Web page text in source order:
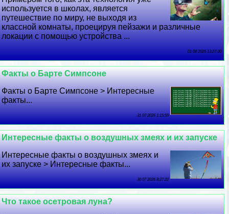
используется в школах, является
путешествие по миру, не выходя из
классной комнаты, проецируя пейзажи и различные
локации с помощью устройства ...
01 08 2026 13:27:30
Факты о Барте Симпсоне
Факты о Барте Симпсоне > Интересные
факты...
31 07 2026 1:15:59
Интересные факты о воздушных змеях и их запуске
Интересные факты о воздушных змеях и
их запуске > Интересные факты...
30 07 2026 8:27:22
Что такое осетровая луна?